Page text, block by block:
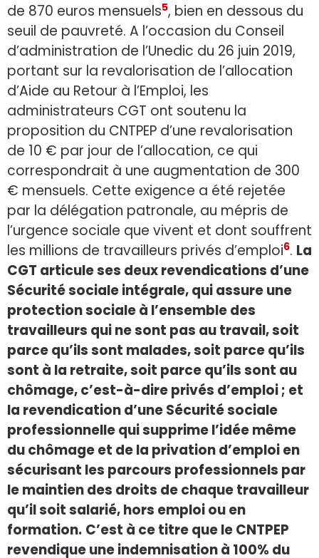
de 870 euros mensuels5, bien en dessous du
seuil de pauvreté. A l’occasion du Conseil
d’administration de l’Unedic du 26 juin 2019,
portant sur la revalorisation de l’allocation
d’Aide au Retour à l’Emploi, les
administrateurs CGT ont soutenu la
proposition du CNTPEP d’une revalorisation
de 10 € par jour de l’allocation, ce qui
correspondrait à une augmentation de 300
€ mensuels. Cette exigence a été rejetée
par la délégation patronale, au mépris de
l’urgence sociale que vivent et dont souffrent
les millions de travailleurs privés d’emploi6. La
CGT articule ses deux revendications d’une
Sécurité sociale intégrale, qui assure une
protection sociale à l’ensemble des
travailleurs qui ne sont pas au travail, soit
parce qu’ils sont malades, soit parce qu’ils
sont à la retraite, soit parce qu’ils sont au
chômage, c’est-à-dire privés d’emploi ; et
la revendication d’une Sécurité sociale
professionnelle qui supprime l’idée même
du chômage et de la privation d’emploi en
sécurisant les parcours professionnels par
le maintien des droits de chaque travailleur
qu’il soit salarié, hors emploi ou en
formation. C’est à ce titre que le CNTPEP
revendique une indemnisation à 100% du